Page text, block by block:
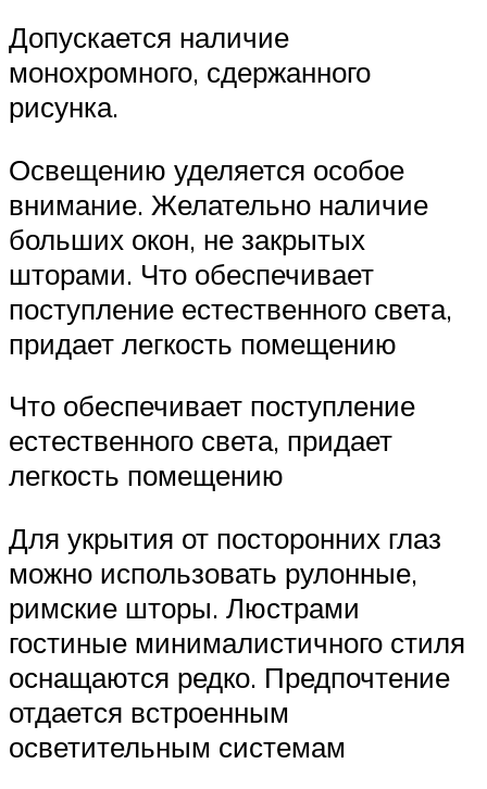
Допускается наличие
монохромного, сдержанного
рисунка.
Освещению уделяется особое
внимание. Желательно наличие
больших окон, не закрытых
шторами. Что обеспечивает
поступление естественного света,
придает легкость помещению
Что обеспечивает поступление
естественного света, придает
легкость помещению
Для укрытия от посторонних глаз
можно использовать рулонные,
римские шторы. Люстрами
гостиные минималистичного стиля
оснащаются редко. Предпочтение
отдается встроенным
осветительным системам